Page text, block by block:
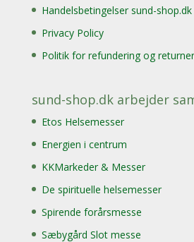
Handelsbetingelser sund-shop.dk
Privacy Policy
Politik for refundering og
sund-shop.dk arbejder
Etos Helsemesser
Energien i centrum
KKMarkeder & Messer
De spirituelle helsemesser
Spirende forårsmesse
Sæbygård Slot messe